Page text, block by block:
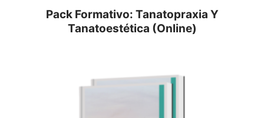
Pack Formativo: Tanatopraxia Y
Tanatoestética (Online)